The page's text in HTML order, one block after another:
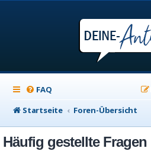
FAQ
Startseite
Foren-Übersicht
Häufig gestellte Fragen